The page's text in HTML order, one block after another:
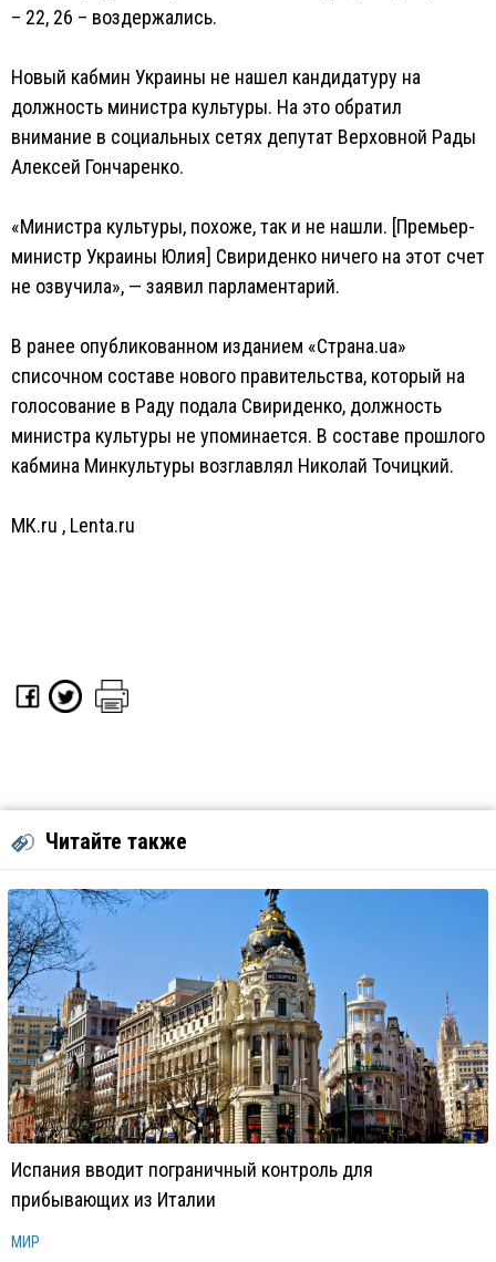
– 22, 26 – воздержались.
Новый кабмин Украины не нашел кандидатуру на
должность министра культуры. На это обратил
внимание в социальных сетях депутат Верховной Рады
Алексей Гончаренко.
«Министра культуры, похоже, так и не нашли. [Премьер-
министр Украины Юлия] Свириденко ничего на этот счет
не озвучила», — заявил парламентарий.
В ранее опубликованном изданием «Страна.ua»
списочном составе нового правительства, который на
голосование в Раду подала Свириденко, должность
министра культуры не упоминается. В составе прошлого
кабмина Минкультуры возглавлял Николай Точицкий.
МК.ru , Lenta.ru
Читайте также
Испания вводит пограничный контроль для
прибывающих из Италии
МИР